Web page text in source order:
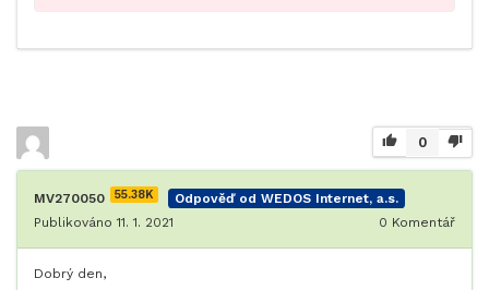
0
MV270050 55.38K
Odpověď od WEDOS Internet, a.s.
Publikováno 11. 1. 2021
0 Komentář
Dobrý den,